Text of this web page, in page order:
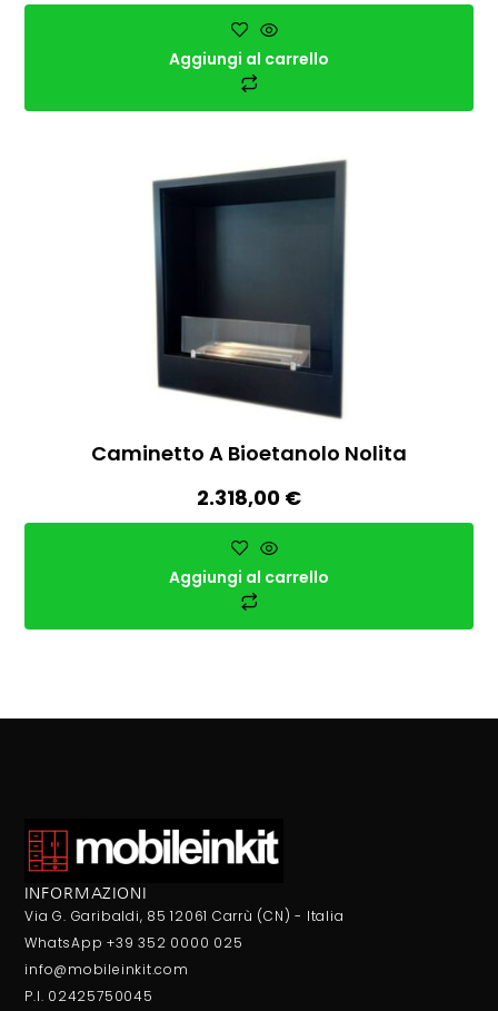
Aggiungi al carrello
Caminetto A Bioetanolo Nolita
2.318,00 €
Aggiungi al carrello
INFORMAZIONI
Via G. Garibaldi, 85 12061 Carrù (CN) - Italia
WhatsApp +39 352 0000 025
info@mobileinkit.com
P.I. 02425750045